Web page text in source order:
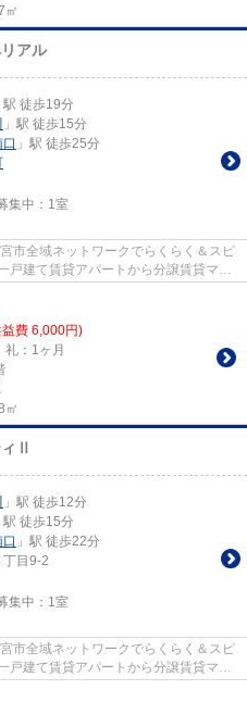
㎡
アル
駅 徒歩19分
」駅 徒歩15分
」駅 徒歩25分
集中： 1室
市全域ネットワークでらくらく＆スピ
戸建て賃貸アパートから分譲賃貸マン
費 6,000円)
礼：1ヶ月
㎡
ィⅡ
」駅 徒歩12分
駅 徒歩15分
」駅 徒歩22分
丁目9-2
集中： 1室
市全域ネットワークでらくらく＆スピ
戸建て賃貸アパートから分譲賃貸マン